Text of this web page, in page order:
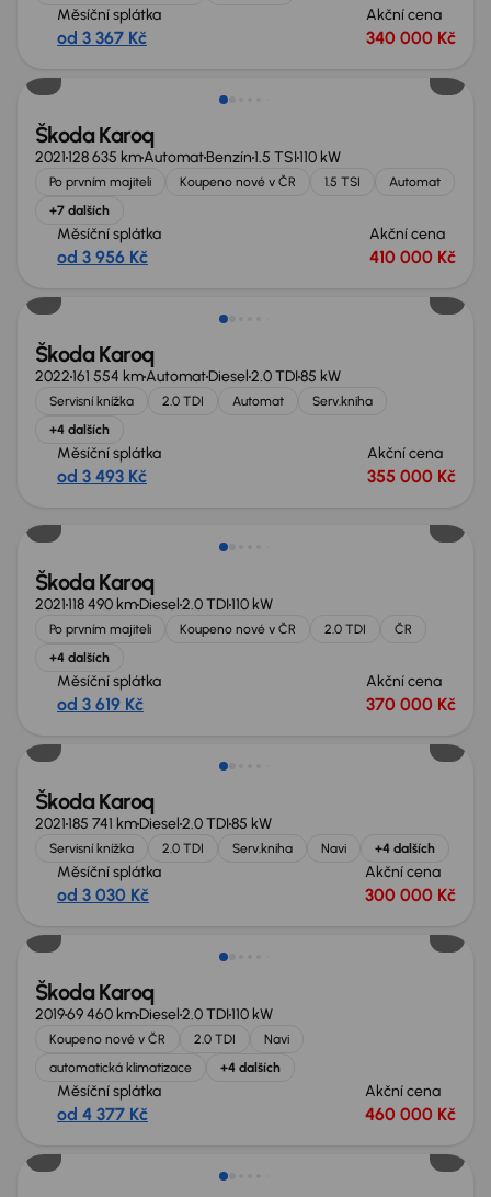
Měsíční splátka
od 3 367 Kč
Akční cena
340 000 Kč
Možnost odpočtu DPH
Škoda Karoq
2021128 635 kmAutomatBenzín1.5 TSI110 kW
Po prvním majiteli Koupeno nové v ČR 1.5 TSI
Automat
+7 dalších
Měsíční splátka
od 3 956 Kč
Akční cena
410 000 Kč
Zlevněno o 35 000 Kč
Škoda Karoq
2022161 554 kmAutomatDiesel2.0 TDI85 kW
Servisní knížka 2.0 TDI Automat
Serv.kniha
+4 dalších
Měsíční splátka
od 3 493 Kč
Akční cena
355 000 Kč
Škoda Karoq
2021118 490 kmDiesel2.0 TDI110 kW
Po prvním majiteli Koupeno nové v ČR 2.0 TDI
ČR
+4 dalších
Měsíční splátka
od 3 619 Kč
Akční cena
370 000 Kč
Zlevněno o 30 000 Kč
Škoda Karoq
2021185 741 kmDiesel2.0 TDI85 kW
Servisní knížka 2.0 TDI Serv.kniha Navi +4 dalších
Měsíční splátka
od 3 030 Kč
Akční cena
300 000 Kč
Zlevněno o 20 000 Kč
Škoda Karoq
201969 460 kmDiesel2.0 TDI110 kW
Koupeno nové v ČR 2.0 TDI
Navi
automatická klimatizace
+4 dalších
Měsíční splátka
od 4 377 Kč
Akční cena
460 000 Kč
Možnost odpočtu DPH